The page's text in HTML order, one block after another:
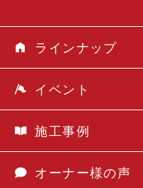
ラインナップ
イベント
施工事例
オーナー様の声